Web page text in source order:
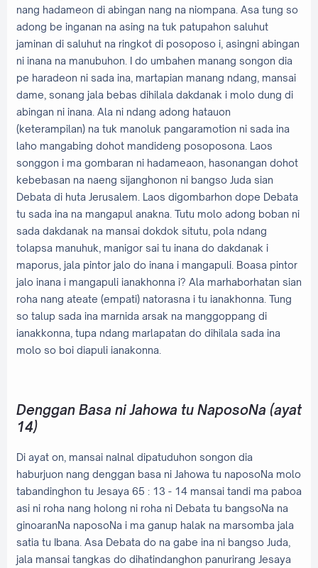
nang hadameon di abingan nang na niompana. Asa tung so
adong be inganan na asing na tuk patupahon saluhut
jaminan di saluhut na ringkot di posoposo i, asingni abingan
ni inana na manubuhon. I do umbahen manang songon dia
pe haradeon ni sada ina, martapian manang ndang, mansai
dame, sonang jala bebas dihilala dakdanak i molo dung di
abingan ni inana. Ala ni ndang adong hatauon
(keterampilan) na tuk manoluk pangaramotion ni sada ina
laho mangabing dohot mandideng posoposona. Laos
songgon i ma gombaran ni hadameaon, hasonangan dohot
kebebasan na naeng sijanghonon ni bangso Juda sian
Debata di huta Jerusalem. Laos digombarhon dope Debata
tu sada ina na mangapul anakna. Tutu molo adong boban ni
sada dakdanak na mansai dokdok situtu, pola ndang
tolapsa manuhuk, manigor sai tu inana do dakdanak i
maporus, jala pintor jalo do inana i mangapuli. Boasa pintor
jalo inana i mangapuli ianakhonna i? Ala marhaborhatan sian
roha nang ateate (empati) natorasna i tu ianakhonna. Tung
so talup sada ina marnida arsak na manggoppang di
ianakkonna, tupa ndang marlapatan do dihilala sada ina
molo so boi diapuli ianakonna.
Denggan Basa ni Jahowa tu NaposoNa (ayat
14)
Di ayat on, mansai nalnal dipatuduhon songon dia
haburjuon nang denggan basa ni Jahowa tu naposoNa molo
tabandinghon tu Jesaya 65 : 13 - 14 mansai tandi ma paboa
asi ni roha nang holong ni roha ni Debata tu bangsoNa na
ginoaranNa naposoNa i ma ganup halak na marsomba jala
satia tu Ibana. Asa Debata do na gabe ina ni bangso Juda,
jala mansai tangkas do dihatindanghon panurirang Jesaya